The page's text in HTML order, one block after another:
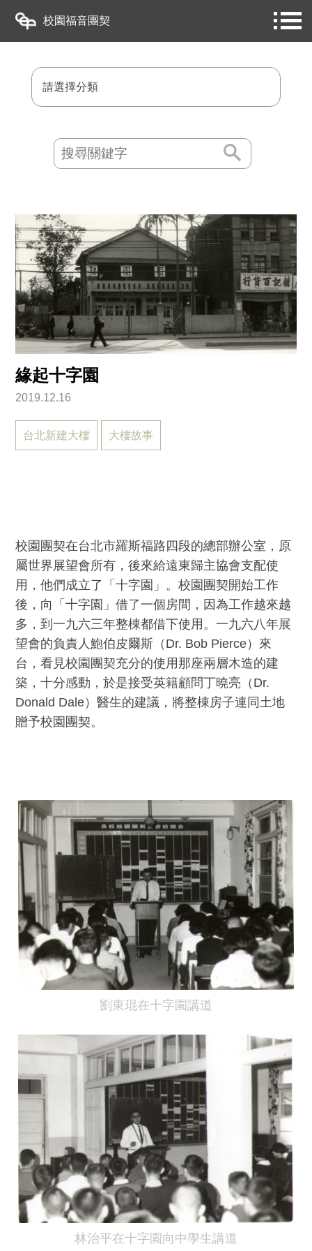
校園福音團契
請選擇分類
緣起十字園
2019.12.16
台北新建大樓 大樓故事
校園團契在台北市羅斯福路四段的總部辦公室，原
屬世界展望會所有，後來給遠東歸主協會支配使
用，他們成立了「十字園」。校園團契開始工作
後，向「十字園」借了一個房間，因為工作越來越
多，到一九六三年整棟都借下使用。一九六八年展
望會的負責人鮑伯皮爾斯（Dr. Bob Pierce）來
台，看見校園團契充分的使用那座兩層木造的建
築，十分感動，於是接受英籍顧問丁曉亮（Dr.
Donald Dale）醫生的建議，將整棟房子連同土地
贈予校園團契。
劉東琨在十字園講道
林治平在十字園向中學生講道